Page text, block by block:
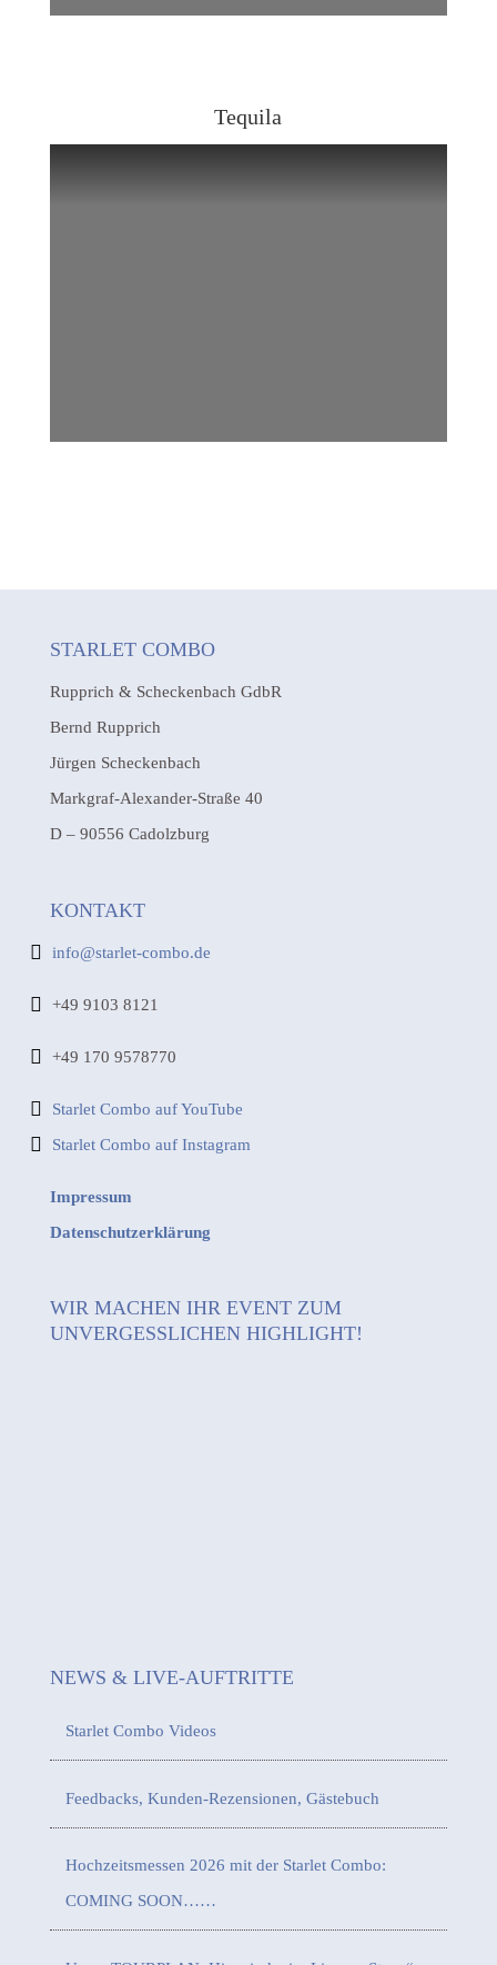
Tequila
STARLET COMBO
Rupprich & Scheckenbach GdbR
Bernd Rupprich
Jürgen Scheckenbach
Markgraf-Alexander-Straße 40
D – 90556 Cadolzburg
KONTAKT
info@starlet-combo.de
+49 9103 8121
+49 170 9578770
Starlet Combo auf YouTube
Starlet Combo auf Instagram
Impressum
Datenschutzerklärung
WIR MACHEN IHR EVENT ZUM
UNVERGESSLICHEN HIGHLIGHT!
NEWS & LIVE-AUFTRITTE
Starlet Combo Videos
Feedbacks, Kunden-Rezensionen, Gästebuch
Hochzeitsmessen 2026 mit der Starlet Combo:
COMING SOON……